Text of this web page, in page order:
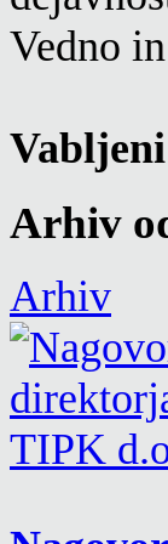
Vedno
Arhiv
Arhiv